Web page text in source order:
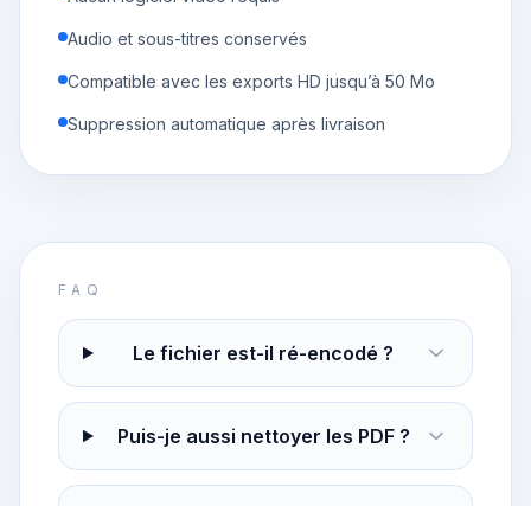
Audio et sous-titres conservés
Compatible avec les exports HD jusqu’à 50 Mo
Suppression automatique après livraison
FAQ
Le fichier est-il ré-encodé ?
Puis-je aussi nettoyer les PDF ?